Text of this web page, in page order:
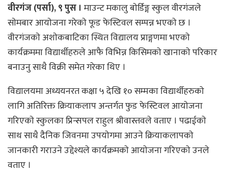
वीरगंज (पर्सा), ९ पुस । माउन्ट मकालु बाेर्डिङ्ग स्कुल वीरगंजले
साेमबार आयाेजना गरेकाे फूड फेस्टिवल सम्पन्न भएकाे छ ।
वीरगंजकाे अशाेकबाटिका स्थित विद्यालय प्राङ्गणमा भएकाे
कार्यक्रममा विद्यार्थीहरुले आफै विभिन्न किसिमकाे खानाकाे परिकार
बनाउनु साथै विक्री समेत गरेका थिए ।
विद्यालयमा अध्ययनरत कक्षा ५ देखि १० सम्मका विद्यार्थीहरुकाे
लागि अतिरिक्त क्रियाकलाप अन्तर्गत फुड फेस्टिवल आयाेजना
गरिएकाे स्कुलका प्रिन्सपल राहुल श्रीवास्तवले वताए । पढाईकाे
साथ साथै दैनिक जिवनमा उपयाेगमा आउने क्रियाकलापकाे
जानकारी गराउने उद्देश्यले कार्यक्रमकाे आयाेजना गरिएकाे उनले
वताए ।